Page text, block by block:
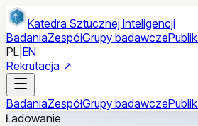
Przejdź do treści głównej
Katedra Sztucznej Inteligencji
BadaniaZespółGrupy badawcze
PL EN
Rekrutacja ↗
BadaniaZespółGrupy badawcze
Ładowanie